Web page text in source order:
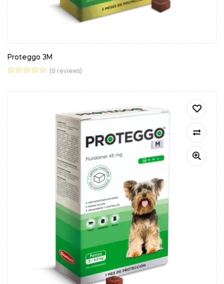
Proteggo 3M
(0 reviews)